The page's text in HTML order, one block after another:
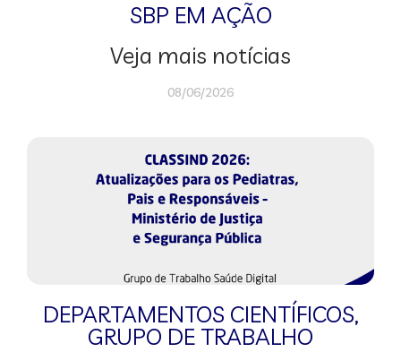
SBP EM AÇÃO
Veja mais notícias
08/06/2026
DEPARTAMENTOS CIENTÍFICOS,
GRUPO DE TRABALHO